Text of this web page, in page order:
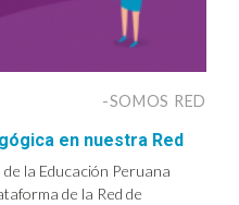
-SOMOS RED
en nuestra Red
la Educación Peruana
de la Red de